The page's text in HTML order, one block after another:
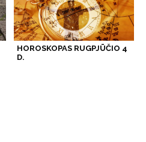
HOROSKOPAS RUGPJŪČIO 4
D.